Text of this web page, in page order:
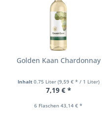
Golden Kaan Chardonnay
Inhalt 0.75 Liter (9,59 € * / 1 Liter)
7,19 € *
6 Flaschen 43,14 € *